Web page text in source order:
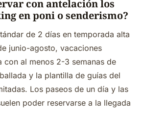
con antelación los
en poni o senderismo?
de 2 días en temporada alta
junio-agosto, vacaciones
con al menos 2-3 semanas de
y la plantilla de guías del
Los paseos de un día y las
poder reservarse a la llegada